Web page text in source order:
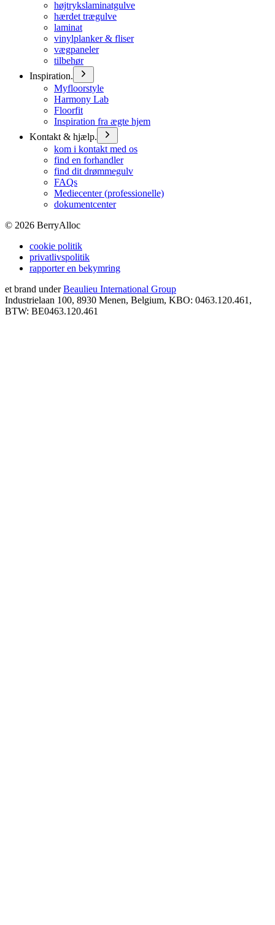
højtrykslaminatgulve
hærdet trægulve
laminat
vinylplanker & fliser
vægpaneler
tilbehør
Inspiration.
Myfloorstyle
Harmony Lab
Floorfit
Inspiration fra ægte hjem
Kontakt & hjælp.
kom i kontakt med os
find en forhandler
find dit drømmegulv
FAQs
Mediecenter (professionelle)
dokumentcenter
© 2026 BerryAlloc
cookie politik
privatlivspolitik
rapporter en bekymring
et brand under Beaulieu International Group
Industrielaan 100, 8930 Menen, Belgium, KBO: 0463.120.461,
BTW: BE0463.120.461